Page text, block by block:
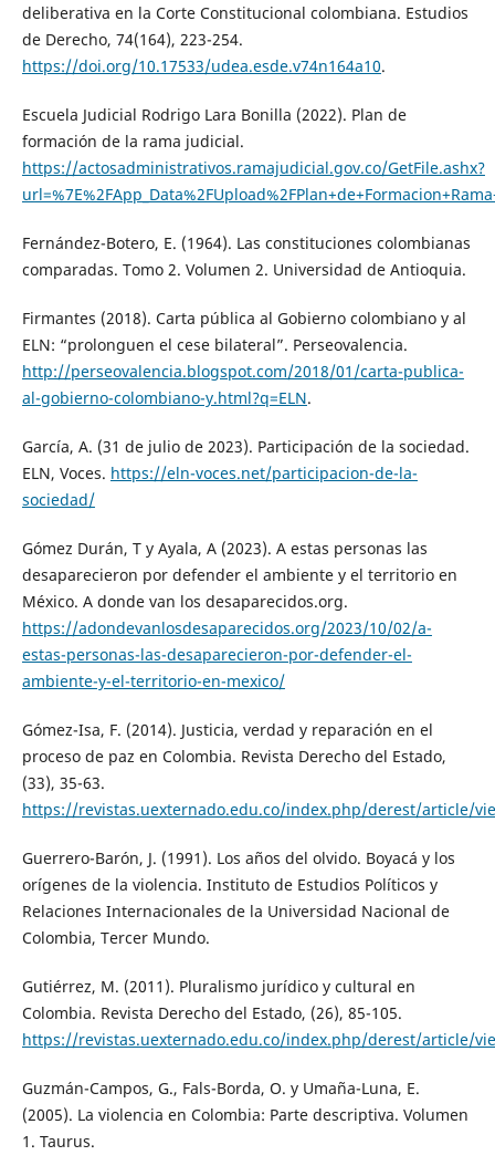
deliberativa en la Corte Constitucional colombiana. Estudios
de Derecho, 74(164), 223-254.
https://doi.org/10.17533/udea.esde.v74n164a10.
Escuela Judicial Rodrigo Lara Bonilla (2022). Plan de
formación de la rama judicial.
https://actosadministrativos.ramajudicial.gov.co/GetFile.ashx?
Fernández-Botero, E. (1964). Las constituciones colombianas
comparadas. Tomo 2. Volumen 2. Universidad de Antioquia.
Firmantes (2018). Carta pública al Gobierno colombiano y al
ELN: “prolonguen el cese bilateral”. Perseovalencia.
http://perseovalencia.blogspot.com/2018/01/carta-publica-
al-gobierno-colombiano-y.html?q=ELN.
García, A. (31 de julio de 2023). Participación de la sociedad.
ELN, Voces. https://eln-voces.net/participacion-de-la-
sociedad/
Gómez Durán, T y Ayala, A (2023). A estas personas las
desaparecieron por defender el ambiente y el territorio en
México. A donde van los desaparecidos.org.
https://adondevanlosdesaparecidos.org/2023/10/02/a-
estas-personas-las-desaparecieron-por-defender-el-
ambiente-y-el-territorio-en-mexico/
Gómez-Isa, F. (2014). Justicia, verdad y reparación en el
proceso de paz en Colombia. Revista Derecho del Estado,
(33), 35-63.
https://revistas.uexternado.edu.co/index.php/derest/article/
Guerrero-Barón, J. (1991). Los años del olvido. Boyacá y los
orígenes de la violencia. Instituto de Estudios Políticos y
Relaciones Internacionales de la Universidad Nacional de
Colombia, Tercer Mundo.
Gutiérrez, M. (2011). Pluralismo jurídico y cultural en
Colombia. Revista Derecho del Estado, (26), 85-105.
https://revistas.uexternado.edu.co/index.php/derest/article/
Guzmán-Campos, G., Fals-Borda, O. y Umaña-Luna, E.
(2005). La violencia en Colombia: Parte descriptiva. Volumen
1. Taurus.